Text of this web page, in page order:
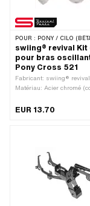
POUR : PONY / CILO (BÊTA 521 &
swiing® revival Kit
pour bras oscillant
Pony Cross 521
Fabricant: swiing® revival
Matériau: Acier chromé
M10x1.5 (filetage
composants: 4 pcs · Pony
OEM: P8013 · Pony
P8022 · Pony numéro
EUR 13.70